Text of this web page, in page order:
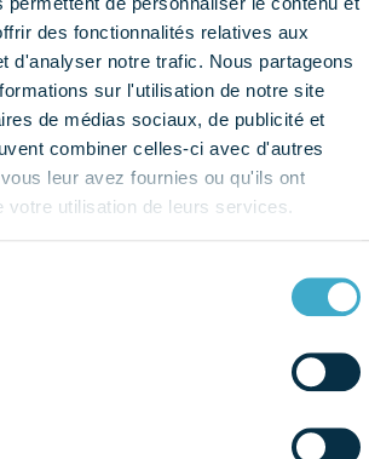
des fonctionnalités relatives aux
d'analyser notre trafic. Nous partageons
sur l'utilisation de notre site
de médias sociaux, de publicité et
combiner celles-ci avec d'autres
leur avez fournies ou qu'ils ont
votre utilisation de leurs services.
?
Replay Webinaire : Maîtriser les